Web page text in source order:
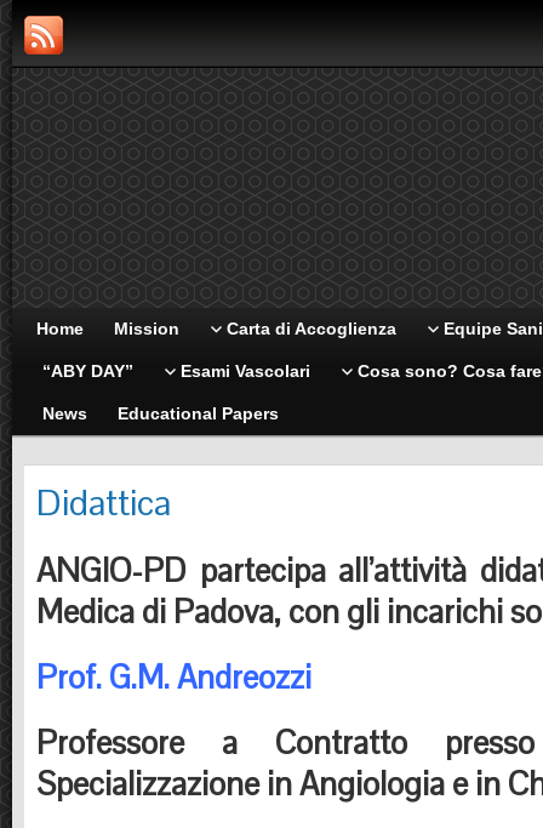
Home Mission Carta di Accoglienza Equipe
“ABY DAY” Esami Vascolari Cosa sono? Cosa
News Educational Papers
Didattica
ANGIO-PD partecipa all’attività
Medica di Padova, con gli incarichi
Prof. G.M. Andreozzi
Professore a Contratto
Specializzazione in Angiologia e in